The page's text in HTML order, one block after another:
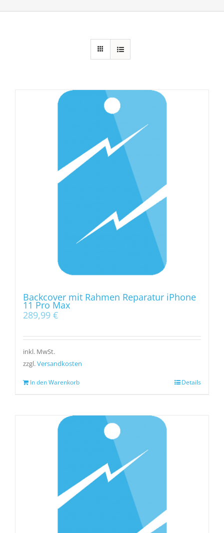
Backcover mit Rahmen Reparatur iPhone
11 Pro Max
289,99 €
inkl. MwSt.
zzgl.Versandkosten
In den Warenkorb Details